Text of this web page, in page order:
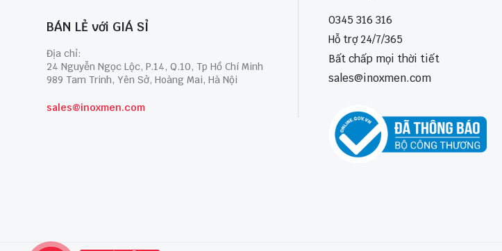
BÁN LẺ với GIÁ SỈ
Địa chỉ:
24 Nguyễn Ngọc Lộc, P.14, Q.10, Tp Hồ Chí Minh
989 Tam Trinh, Yên Sở, Hoàng Mai, Hà Nội
sales@inoxmen.com
0345 316 316
Hỗ trợ 24/7/365
Bất chấp mọi thời tiết
sales@inoxmen.com